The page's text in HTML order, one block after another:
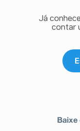
Já
contar